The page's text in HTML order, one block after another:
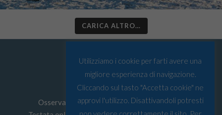
CARICA ALTRO…
Osservatorio Artico © Tutti i diritti riservati
Utilizziamo i cookie per farti avere una
migliore esperienza di navigazione.
Cliccando sul tasto "Accetta cookie" ne
approvi l'utilizzo. Disattivandoli potresti